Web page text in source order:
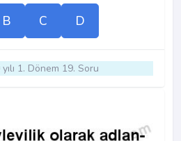
B C D
1. Dönem 19. Soru